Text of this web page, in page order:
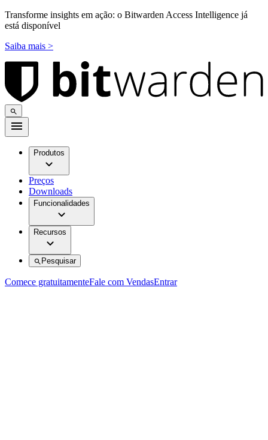
Transforme insights em ação: o Bitwarden Access Intelligence já
está disponível
Saiba mais >
Produtos
Preços
Downloads
Funcionalidades
Recursos
Pesquisar
Comece gratuitamenteFale com VendasEntrar